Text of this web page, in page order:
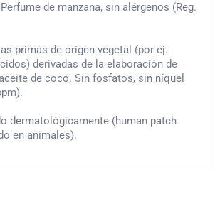
de manzana, sin alérgenos (Reg.
primas de origen vegetal (por ej.
derivadas de la elaboración de
de coco. Sin fosfatos, sin níquel
dermatológicamente (human patch
en animales).